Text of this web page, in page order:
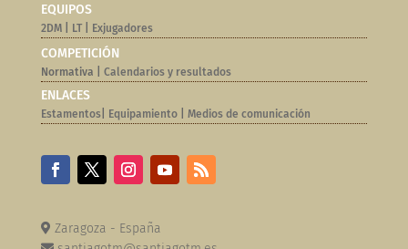
EQUIPOS
2DM| LT| Exjugadores
COMPETICIÓN
Normativa | Calendarios y resultados
ENLACES
Estamentos| Equipamiento| Medios de comunicación
Zaragoza - España